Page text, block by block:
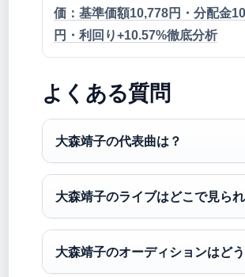
価：基準価額10,778円・分配金
円・利回り+10.57%徹底分析
よくある質問
大森靖子の代表曲は？
大森靖子のライブはどこで見ら
大森靖子のオーディションはど